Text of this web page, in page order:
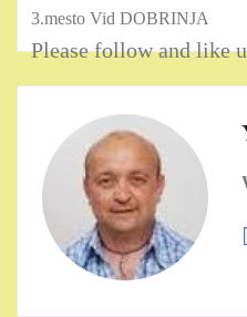
3.mesto Vid DOBRINJA
Please follow and like